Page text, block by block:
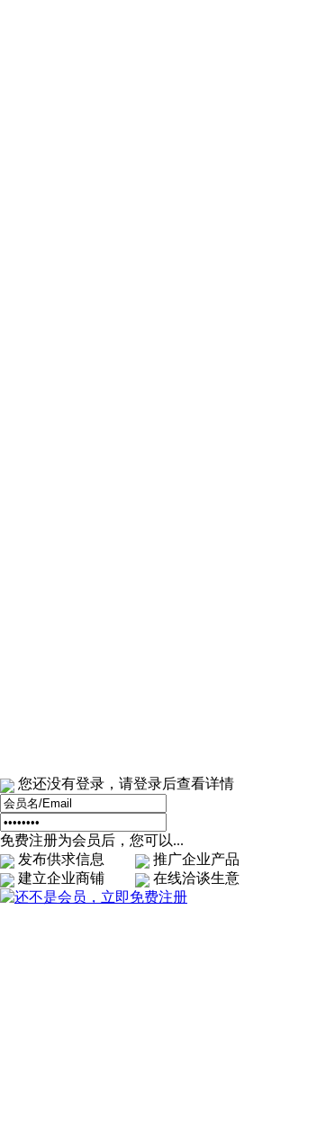
您还没有登录，请登录后查看详情
免费注册为会员后，您可以...
发布供求信息
推广企业产品
建立企业商铺
在线洽谈生意